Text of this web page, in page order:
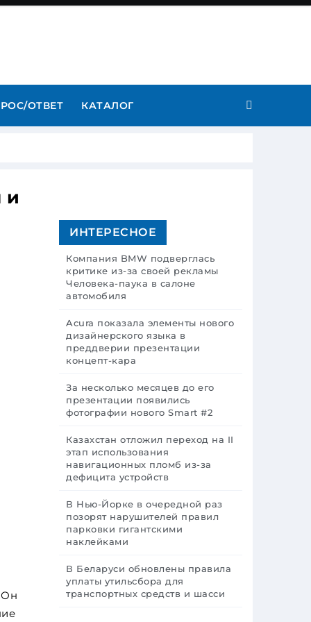
ОТВЕТ КАТАЛОГ
и
Он
ИНТЕРЕСНОЕ
Компания BMW подверглась
критике из-за своей рекламы
Человека-паука в салоне
автомобиля
Acura показала элементы нового
дизайнерского языка в
преддверии презентации
концепт-кара
За несколько месяцев до его
презентации появились
фотографии нового Smart #2
Казахстан отложил переход на II
этап использования
навигационных пломб из-за
дефицита устройств
В Нью-Йорке в очередной раз
позорят нарушителей правил
парковки гигантскими
наклейками
В Беларуси обновлены правила
уплаты утильсбора для
транспортных средств и шасси